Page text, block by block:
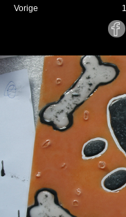
Vorige 1